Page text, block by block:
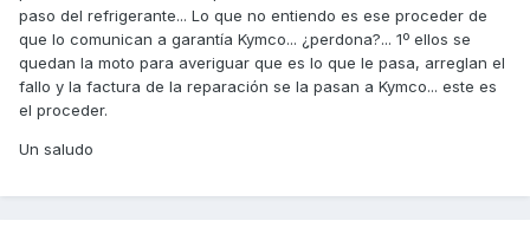
Revisar funcionamiento apertura válvula tapón, si no
funciona bien y no presuriza, el refrigerante entra en
ebullición y lo tira hacia el vaso de expansión y después al
exterior, al faltar refrigerante, se sobrecalienta el sistema
haciendo funcionar el ventilador.
Revisar fugas por manguitos y orificio testigo bomba.
Revisar presión del sistema de refrigeración, si supera 1 Bar
paso del refrigerante... Lo que no entiendo es ese proceder de
que lo comunican a garantía Kymco... ¿perdona?... 1º ellos se
quedan la moto para averiguar que es lo que le pasa, arreglan el
fallo y la factura de la reparación se la pasan a Kymco... este es
el proceder.
Un saludo